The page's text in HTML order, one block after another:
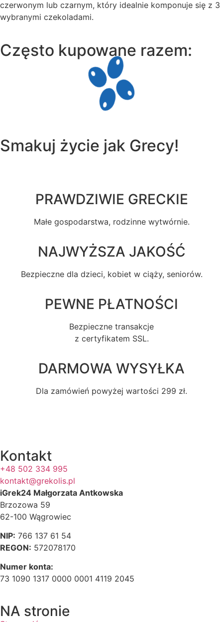
czerwonym lub czarnym, który idealnie komponuje się z 3
wybranymi czekoladami.
Często kupowane razem:
Smakuj życie jak Grecy!
PRAWDZIWIE GRECKIE
Małe gospodarstwa, rodzinne wytwórnie.
NAJWYŻSZA JAKOŚĆ
Bezpieczne dla dzieci, kobiet w ciąży, seniorów.
PEWNE PŁATNOŚCI
Bezpieczne transakcje
z certyfikatem SSL.
DARMOWA WYSYŁKA
Dla zamówień powyżej wartości 299 zł.
Kontakt
+48 502 334 995
kontakt@grekolis.pl
iGrek24 Małgorzata Antkowska
Brzozowa 59
62-100 Wągrowiec
NIP: 766 137 61 54
REGON: 572078170
Numer konta:
73 1090 1317 0000 0001 4119 2045
NA stronie